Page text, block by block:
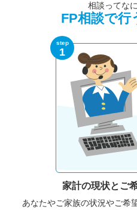
相談ってな
FP相談で行
step
1
家計の現状と ご
あなたやご家族の状況やご希